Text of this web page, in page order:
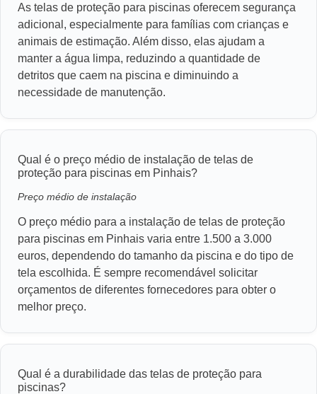
As telas de proteção para piscinas oferecem segurança
adicional, especialmente para famílias com crianças e
animais de estimação. Além disso, elas ajudam a
manter a água limpa, reduzindo a quantidade de
detritos que caem na piscina e diminuindo a
necessidade de manutenção.
Qual é o preço médio de instalação de telas de
proteção para piscinas em Pinhais?
Preço médio de instalação
O preço médio para a instalação de telas de proteção
para piscinas em Pinhais varia entre 1.500 a 3.000
euros, dependendo do tamanho da piscina e do tipo de
tela escolhida. É sempre recomendável solicitar
orçamentos de diferentes fornecedores para obter o
melhor preço.
Qual é a durabilidade das telas de proteção para
piscinas?